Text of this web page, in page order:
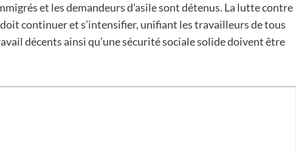
et les demandeurs d’asile sont détenus. La lutte contre
continuer et s’intensifier, unifiant les travailleurs de tous
décents ainsi qu’une sécurité sociale solide doivent être